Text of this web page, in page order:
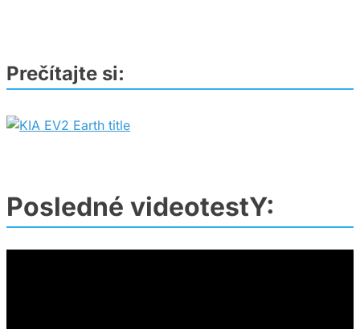
Prečítajte si:
Posledné videotestY: